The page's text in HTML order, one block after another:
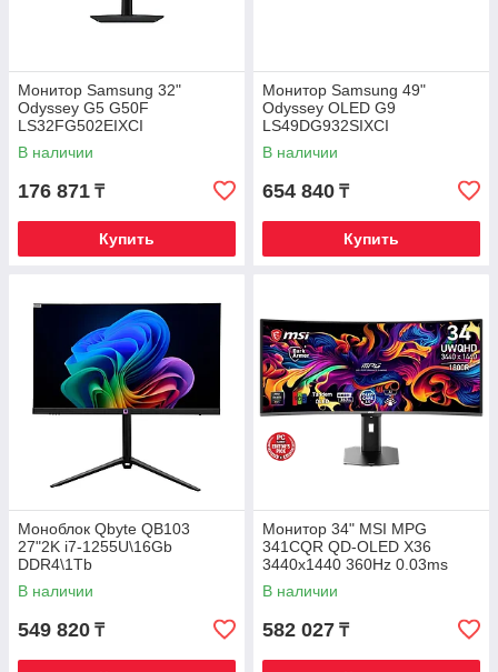
Монитор Samsung 32"
Odyssey G5 G50F
LS32FG502EIXCI
В наличии
176 871 ₸
Купить
Монитор Samsung 49"
Odyssey OLED G9
LS49DG932SIXCI
В наличии
654 840 ₸
Купить
Моноблок Qbyte QB103
27"2K i7-1255U\16Gb
DDR4\1Tb
NVMe\Web\Pivot\HAS\Win11Pr
o
В наличии
549 820 ₸
Монитор 34" MSI MPG
341CQR QD-OLED X36
3440x1440 360Hz 0.03ms
1300cd/m2 1.5M:1 2xHDMI
1xDP 1xType-C
В наличии
582 027 ₸